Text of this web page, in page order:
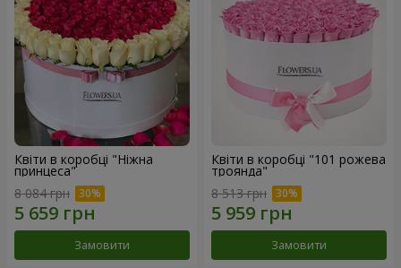
Квіти в коробці "Ніжна
принцеса"
8 084 грн
Замовити
Квіти в коробці "101 рожева
троянда"
8 513 грн
Замовити